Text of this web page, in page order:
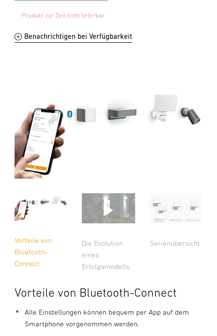
Produkt zur Zeit nicht lieferbar
Benachrichtigen bei Verfügbarkeit
Vorteile von
Bluetooth-
Connect
Die Evolution
eines
Erfolgsmodells.
Serienübersicht
Vorteile von Bluetooth-Connect
Alle Einstellungen können bequem per App auf dem
Smartphone vorgenommen werden.